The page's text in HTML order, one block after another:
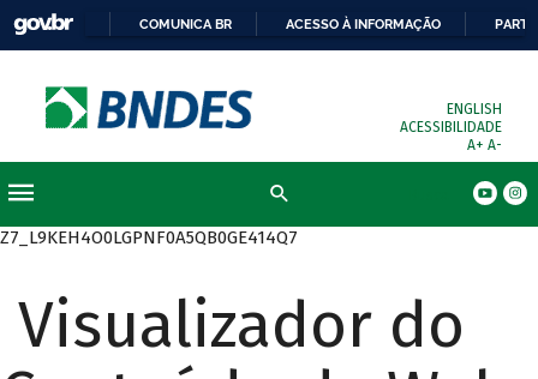
COMUNICA BR ACESSO À INFORMAÇÃO
ENGLISH
ACESSIBILIDADE
A+ A-
Z7_L9KEH4O0LGPNF0A5QB0GE414Q7
Visualizador do